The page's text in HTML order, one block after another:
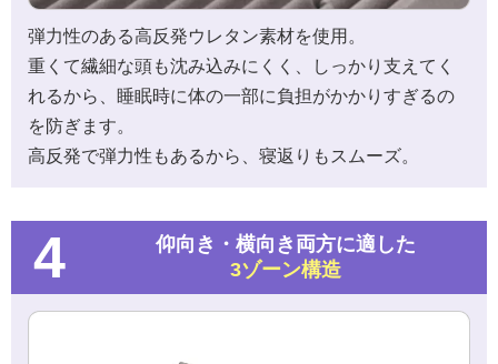
弾力性のある高反発ウレタン素材を使用。
重くて繊細な頭も沈み込みにくく、しっかり支えてく
れるから、睡眠時に体の一部に負担がかかりすぎるの
を防ぎます。
高反発で弾力性もあるから、寝返りもスムーズ。
4
仰向き・横向き両方に適した
3ゾーン構造